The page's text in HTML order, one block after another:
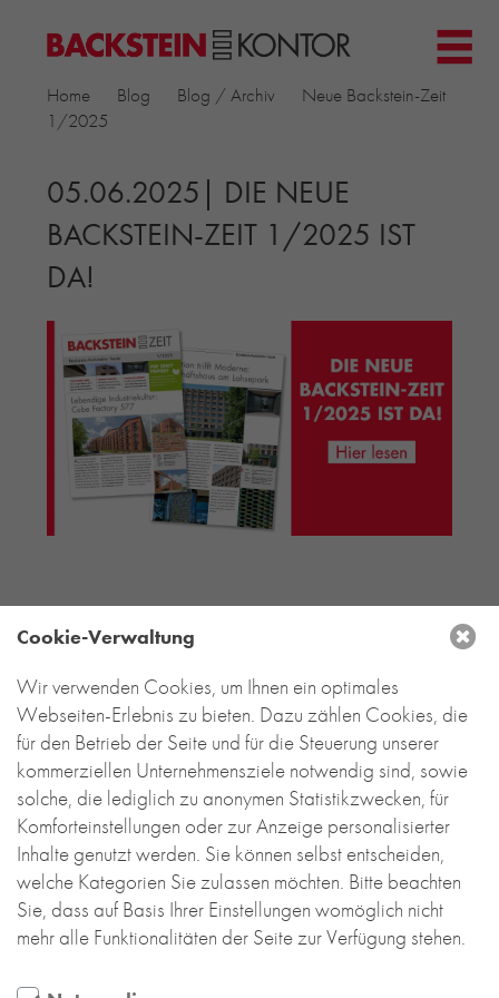
PROJEKTE
▼
KIRCHEN
MEHRFAMILIENHÄUSER
MUSEEN
BILDUNG & FORSCHUNG
PRODUKTE
▼
RIEMCHENKOLLEKTIONEN TONWERK
ALLGEMEINE RIEMCHENKOLLEKTIONEN
PETERSEN TEGL
RECYCLING-ZIEGEL
RE-USE-ZIEGEL
PRIVATKUNDEN
ÜBER UNS
BLOG
Home Blog Blog / Archiv
Neue Backstein-Zeit
1/2025
05.06.2025| DIE NEUE
BACKSTEIN-ZEIT 1/2025 IST
DA!
DEUTSCHLAND
Backstein-Kontor
Handel- und Service mit Tonbaustoffen
GmbH
Leyendeckerstraße 4 | 50825 Köln
T+49 221 888 785-0
info@backstein-kontor.de
Öffnungszeiten Showroom:
Mo – Do 8 – 17 Uhr
Cookie-Verwaltung
Wir verwenden Cookies, um Ihnen ein optimales
Webseiten-Erlebnis zu bieten. Dazu zählen Cookies, die
für den Betrieb der Seite und für die Steuerung unserer
kommerziellen Unternehmensziele notwendig sind, sowie
solche, die lediglich zu anonymen Statistikzwecken, für
Komforteinstellungen oder zur Anzeige personalisierter
Inhalte genutzt werden. Sie können selbst entscheiden,
welche Kategorien Sie zulassen möchten. Bitte beachten
Sie, dass auf Basis Ihrer Einstellungen womöglich nicht
mehr alle Funktionalitäten der Seite zur Verfügung stehen.